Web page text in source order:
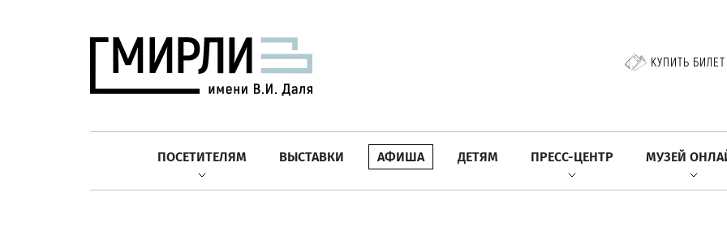
КУПИТЬ БИЛЕТ
ПОСЕТИТЕЛЯМ ВЫСТАВКИ АФИША ДЕТЯМ ПРЕСС-ЦЕНТР МУЗЕЙ